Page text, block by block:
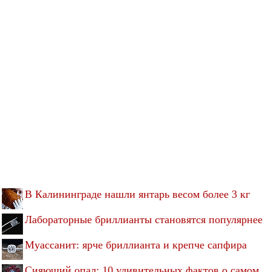
В Калининграде нашли янтарь весом более 3 кг
Лабораторные бриллианты становятся популярнее
Муассанит: ярче бриллианта и крепче сапфира